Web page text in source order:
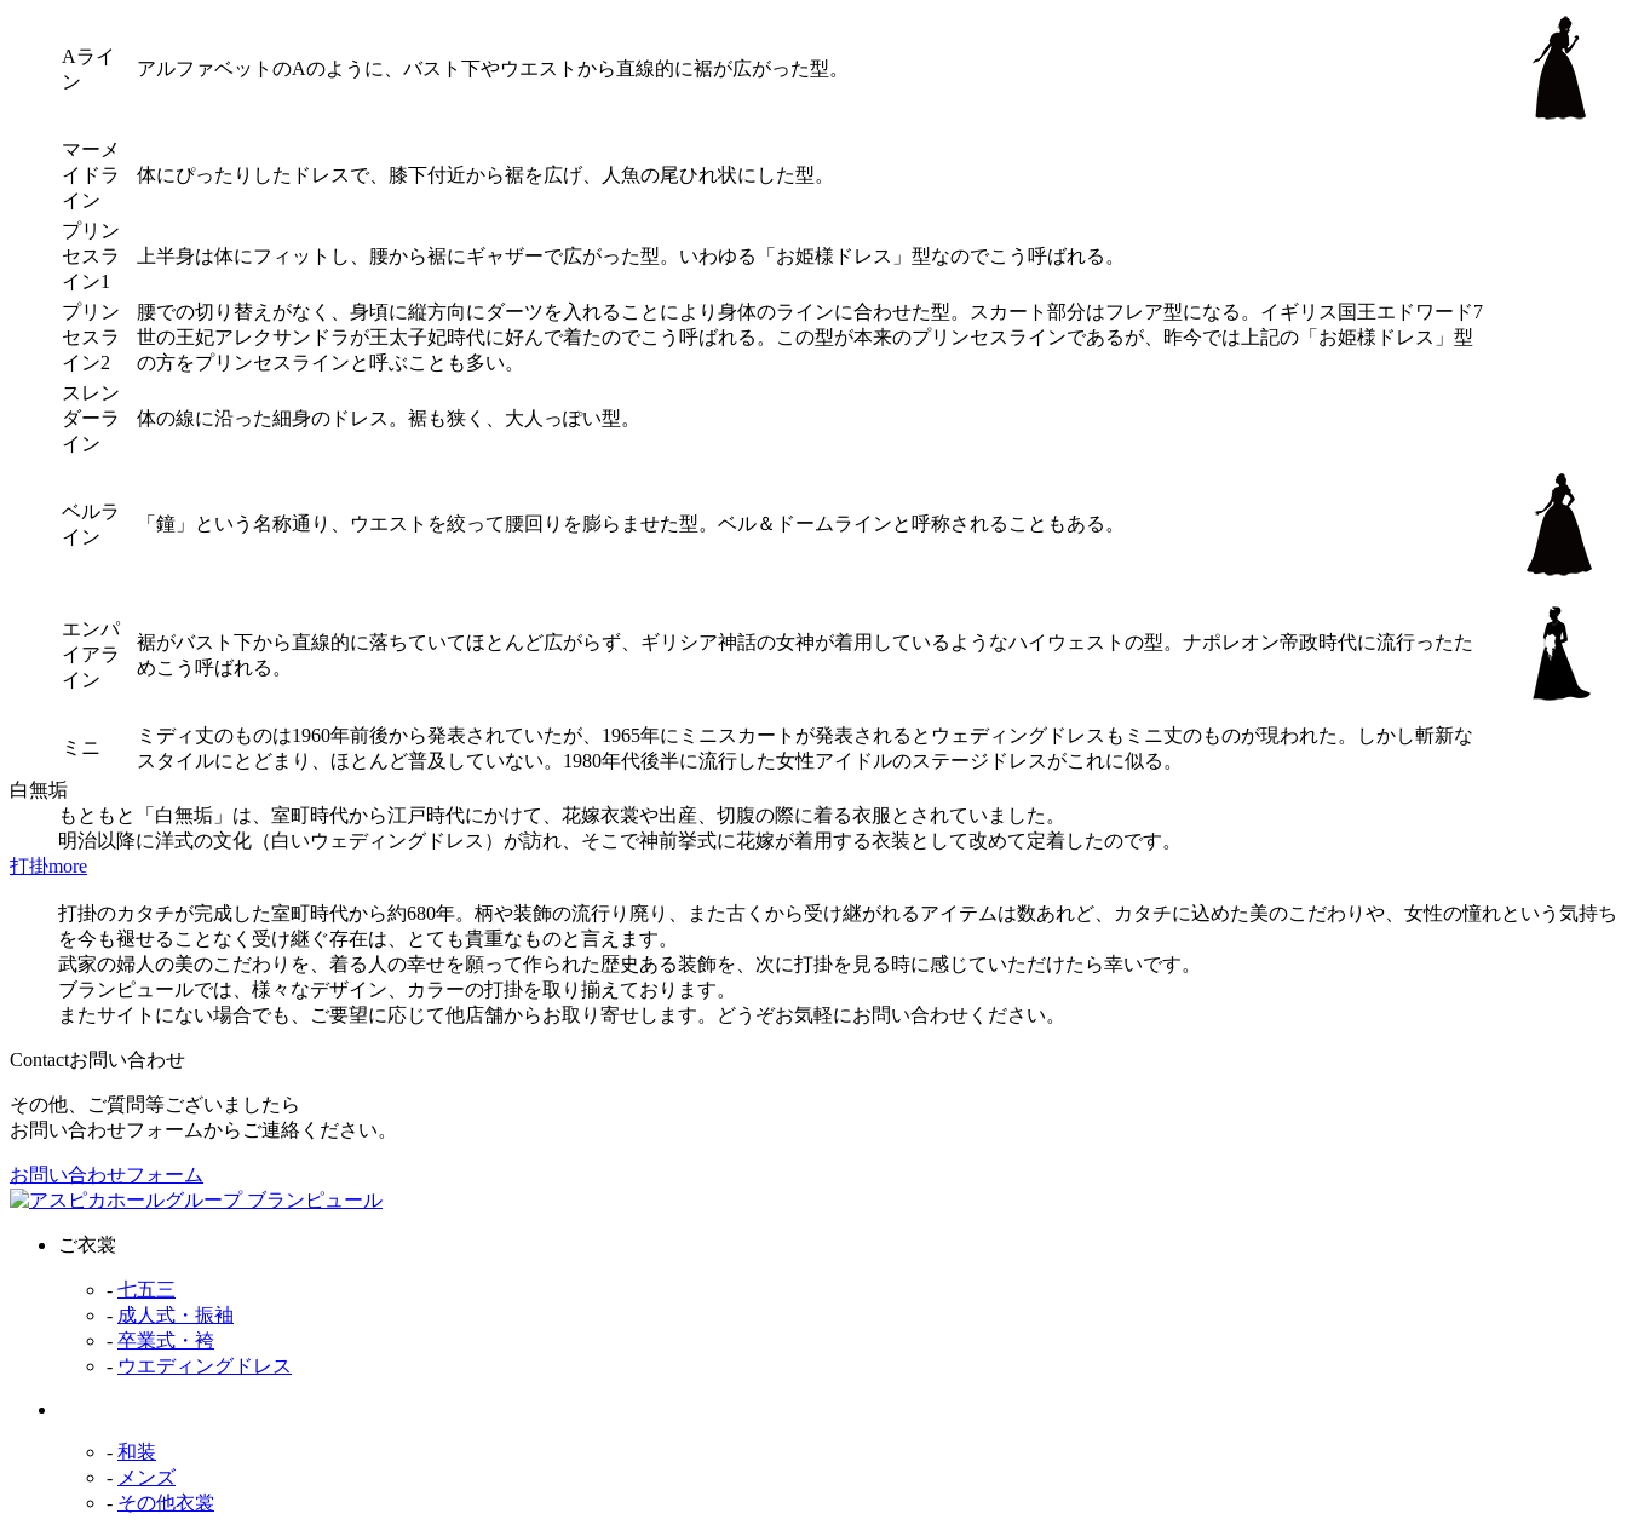
Aライ
ン
アルファベットのAのように、バスト下やウエストから直線的に裾が広がった型。
マーメ
イドラ
イン
体にぴったりしたドレスで、膝下付近から裾を広げ、人魚の尾ひれ状にした型。
プリン
セスラ
イン1
上半身は体にフィットし、腰から裾にギャザーで広がった型。いわゆる「お姫様ドレス」型なのでこう呼ばれる。
プリン
セスラ
イン2
腰での切り替えがなく、身頃に縦方向にダーツを入れることにより身体のラインに合わせた型。スカート部分はフレア型になる。イギリス国王エドワード7
世の王妃アレクサンドラが王太子妃時代に好んで着たのでこう呼ばれる。この型が本来のプリンセスラインであるが、昨今では上記の「お姫様ドレス」型
の方をプリンセスラインと呼ぶことも多い。
スレン
ダーラ
イン
体の線に沿った細身のドレス。裾も狭く、大人っぽい型。
ベルラ
イン
「鐘」という名称通り、ウエストを絞って腰回りを膨らませた型。ベル＆ドームラインと呼称されることもある。
エンパ
イアラ
イン
裾がバスト下から直線的に落ちていてほとんど広がらず、ギリシア神話の女神が着用しているようなハイウェストの型。ナポレオン帝政時代に流行ったた
めこう呼ばれる。
ミニ
ミディ丈のものは1960年前後から発表されていたが、1965年にミニスカートが発表されるとウェディングドレスもミニ丈のものが現われた。しかし斬新な
スタイルにとどまり、ほとんど普及していない。1980年代後半に流行した女性アイドルのステージドレスがこれに似る。
白無垢
もともと「白無垢」は、室町時代から江戸時代にかけて、花嫁衣裳や出産、切腹の際に着る衣服とされていました。
明治以降に洋式の文化（白いウェディングドレス）が訪れ、そこで神前挙式に花嫁が着用する衣装として改めて定着したのです。
打掛more
打掛のカタチが完成した室町時代から約680年。柄や装飾の流行り廃り、また古くから受け継がれるアイテムは数あれど、カタチに込めた美のこだわりや、女性の憧れという気持ち
を今も褪せることなく受け継ぐ存在は、とても貴重なものと言えます。
武家の婦人の美のこだわりを、着る人の幸せを願って作られた歴史ある装飾を、次に打掛を見る時に感じていただけたら幸いです。
ブランピュールでは、様々なデザイン、カラーの打掛を取り揃えております。
またサイトにない場合でも、ご要望に応じて他店舗からお取り寄せします。どうぞお気軽にお問い合わせください。
Contactお問い合わせ
その他、ご質問等ございましたら
お問い合わせフォームからご連絡ください。
お問い合わせフォーム
ご衣裳
- 七五三
- 成人式・振袖
- 卒業式・袴
- ウエディングドレス
- 和装
- メンズ
- その他衣裳